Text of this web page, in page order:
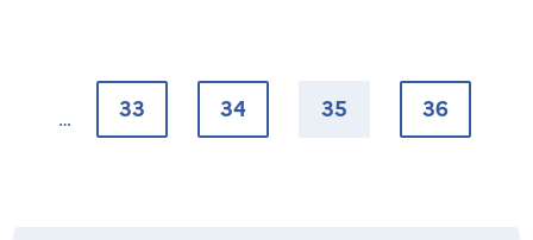
33 34 35 36